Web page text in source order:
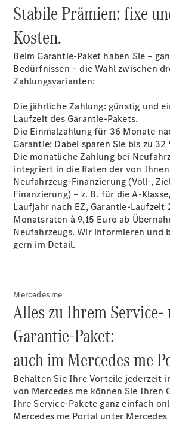
Stabile Prämien: fixe
Kosten.
Beim Garantie-Paket haben Sie –
Bedürfnissen – die Wahl zwischen
Zahlungsvarianten:
Die jährliche Zahlung: günstig und
Laufzeit des Garantie-Pakets.
Die Einmalzahlung für 36 Monate
Garantie: Dabei sparen Sie bis zu 32
Die monatliche Zahlung bei
integriert in die Raten der von
Neufahrzeug-Finanzierung (Voll-,
Finanzierung) – z. B. für die A-
Laufjahr nach EZ, Garantie-Laufzeit
Monatsraten à 9,15 Euro ab
Neufahrzeugs. Wir informieren und
gern im Detail.
Mercedes me
Alles zu Ihrem Service-
Garantie-Paket:
auch im Mercedes me
Behalten Sie Ihre Vorteile jederzeit
von Mercedes me können Sie Ihren
Ihre Service-Pakete ganz einfach
Mercedes me Portal unter Mercedes